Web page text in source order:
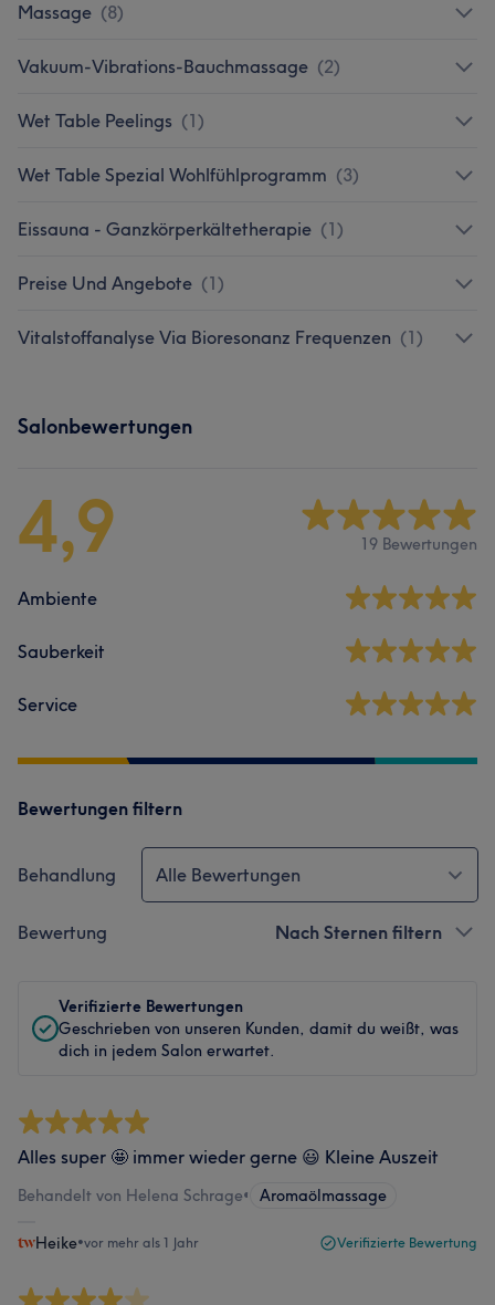
Massage (8)
Vakuum-Vibrations-Bauchmassage (2)
Wet Table Peelings (1)
Wet Table Spezial Wohlfühlprogramm (3)
Eissauna - Ganzkörperkältetherapie (1)
Preise Und Angebote (1)
Vitalstoffanalyse Via Bioresonanz Frequenzen (1)
Salonbewertungen
4,9 19 Bewertungen
Ambiente
Sauberkeit
Service
Bewertungen filtern
Behandlung Alle Bewertungen
Bewertung Nach Sternen filtern
Verifizierte Bewertungen
Geschrieben von unseren Kunden, damit du weißt, was
dich in jedem Salon erwartet.
Alles super 🤩 immer wieder gerne 😃 Kleine Auszeit
Behandelt von Helena Schrage• Aromaölmassage
Heike•vor mehr als 1 Jahr Verifizierte Bewertung